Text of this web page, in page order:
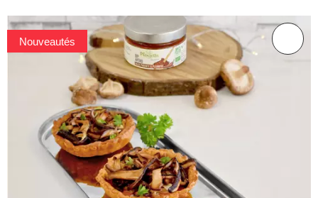
Nouveautés